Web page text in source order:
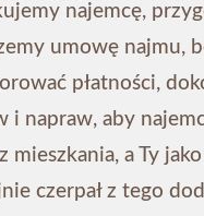
najemcę,
umowę najmu,
płatności,
i napraw, aby
mieszkania, a Ty jako
czerpał z tego